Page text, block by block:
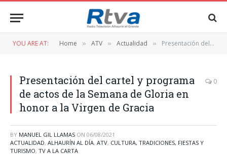
YOU ARE AT: Home » ATV » Actualidad » Presentación del cartel y programa de actos de la Semana de Gloria en honor a la Virgen de Gracia
Presentación del cartel y programa
de actos de la Semana de Gloria en
honor a la Virgen de Gracia
0
BY MANUEL GIL LLAMAS ON 06/08/2021
ACTUALIDAD, ALHAURÍN AL DÍA, ATV, CULTURA, TRADICIONES, FIESTAS Y
TURISMO, TV A LA CARTA